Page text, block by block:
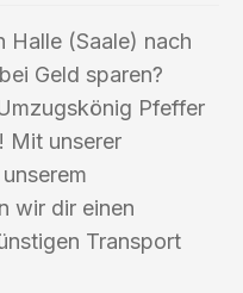
Halle (Saale) nach
Geld sparen?
Pfeffer
Mit unserer
wir dir einen
Transport